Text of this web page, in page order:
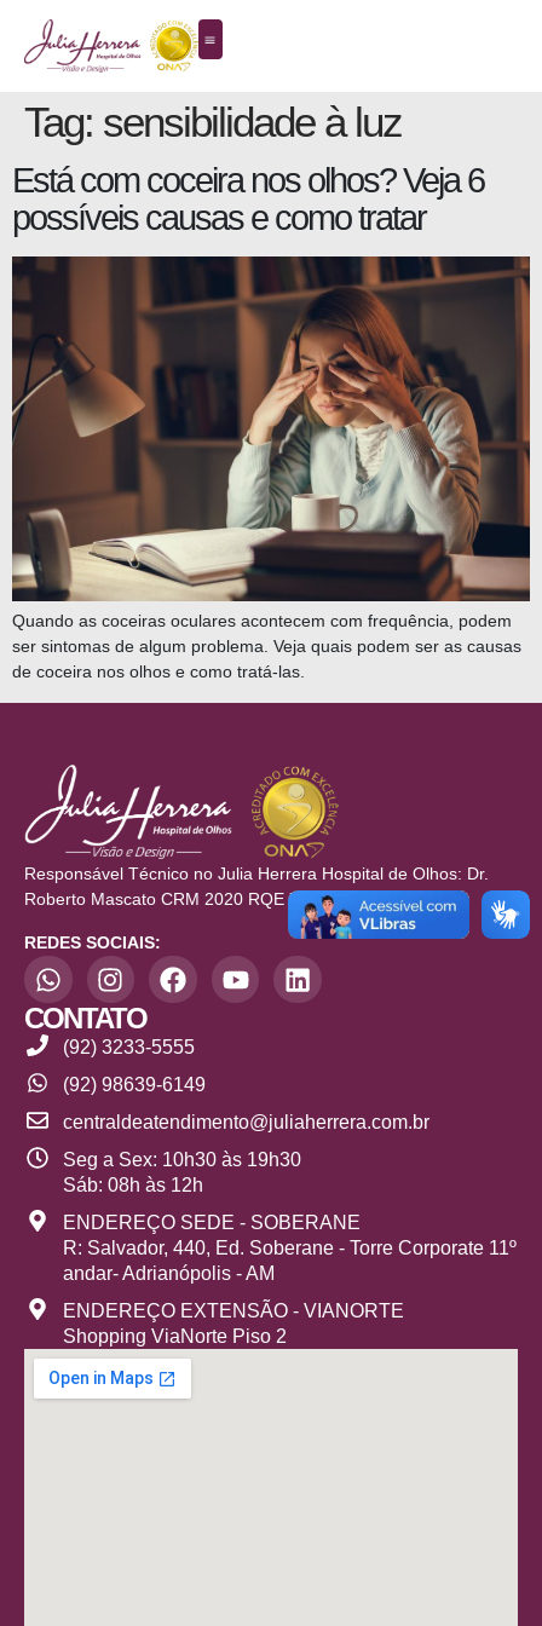
Tag: sensibilidade à luz
Está com coceira nos olhos? Veja 6
possíveis causas e como tratar
Quando as coceiras oculares acontecem com frequência, podem
ser sintomas de algum problema. Veja quais podem ser as causas
de coceira nos olhos e como tratá-las.
Responsável Técnico no Julia Herrera Hospital de Olhos: Dr.
Roberto Mascato CRM 2020 RQE 709/710
REDES SOCIAIS:
CONTATO
(92) 3233-5555
(92) 98639-6149
centraldeatendimento@juliaherrera.com.br
Seg a Sex: 10h30 às 19h30
Sáb: 08h às 12h
ENDEREÇO SEDE - SOBERANE
R: Salvador, 440, Ed. Soberane - Torre Corporate 11º
andar- Adrianópolis - AM
ENDEREÇO EXTENSÃO - VIANORTE
Shopping ViaNorte Piso 2